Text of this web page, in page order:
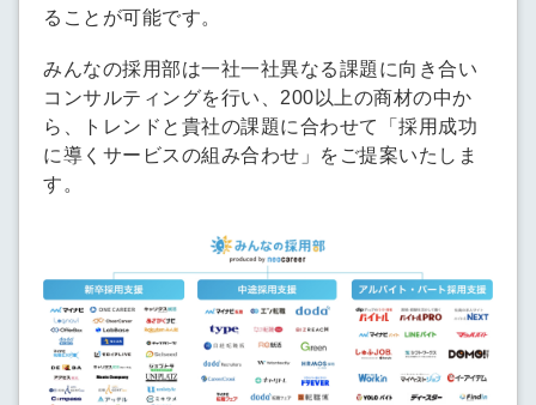
ることが可能です。
みんなの採用部は一社一社異なる課題に向き合い
コンサルティングを行い、200以上の商材の中か
ら、トレンドと貴社の課題に合わせて「採用成功
に導くサービスの組み合わせ」をご提案いたしま
す。